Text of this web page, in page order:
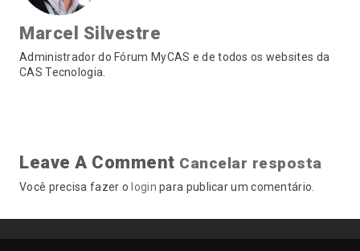
Marcel Silvestre
Administrador do Fórum MyCAS e de todos os websites da
CAS Tecnologia.
Leave A Comment Cancelar resposta
Você precisa fazer o login para publicar um comentário.